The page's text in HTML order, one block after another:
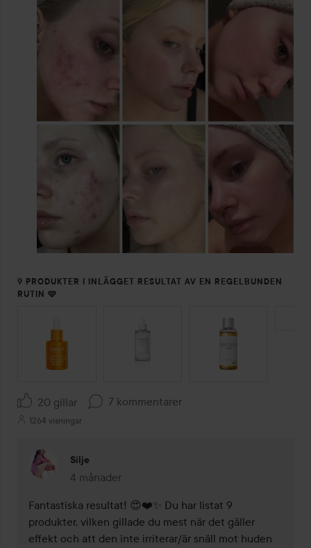
9 PRODUKTER I INLÄGGET RESULTAT AV EN REGELBUNDEN
RUTIN 🩷
20 gillar 7 kommentarer
1264 visningar
Silje
4 månader
Kommentaren lades 4 månader
Fantastiska resultat! 😍❤️✨️ Du har listat 9
produkter, vilken gillade du mest när det gäller
effekt och att den inte irriterar/är snäll mot huden